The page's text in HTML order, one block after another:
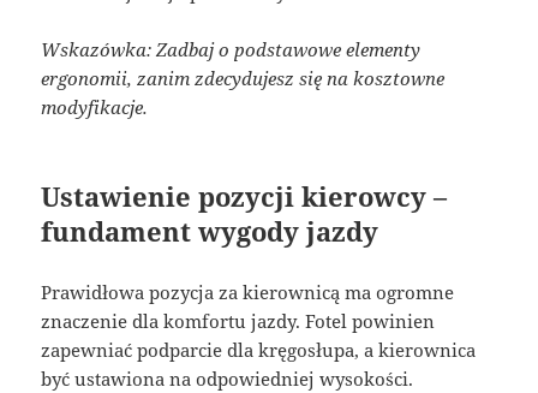
Wskazówka: Zadbaj o podstawowe elementy
ergonomii, zanim zdecydujesz się na kosztowne
modyfikacje.
Ustawienie pozycji kierowcy –
fundament wygody jazdy
Prawidłowa pozycja za kierownicą ma ogromne
znaczenie dla komfortu jazdy. Fotel powinien
zapewniać podparcie dla kręgosłupa, a kierownica
być ustawiona na odpowiedniej wysokości.